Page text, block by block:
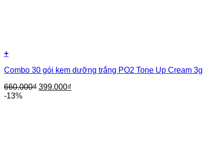
+
Combo 30 gói kem dưỡng trắng PO2 Tone Up Cream 3g
660.000₫ 399.000₫
-13%